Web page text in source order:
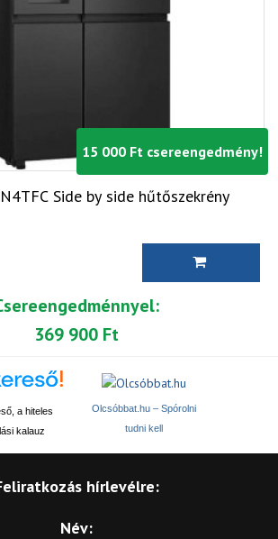
15 000 Ft csereengedmény!
Side by side hűtőszekrény
369 900 Ft
a hiteles
kalauz
Olcsóbbat.hu – Spórolni
tudni kell
hírlevélre:
Név: